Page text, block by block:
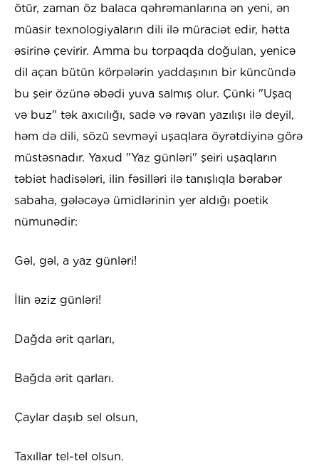
ötür, zaman öz balaca qəhrəmanlarına ən yeni, ən
müasir texnologiyaların dili ilə müraciət edir, hətta
əsirinə çevirir. Amma bu torpaqda doğulan, yenicə
dil açan bütün körpələrin yaddaşının bir küncündə
bu şeir özünə əbədi yuva salmış olur. Çünki "Uşaq
və buz" tək axıcılığı, sadə və rəvan yazılışı ilə deyil,
həm də dili, sözü sevməyi uşaqlara öyrətdiyinə görə
müstəsnadır. Yaxud "Yaz günləri" şeiri uşaqların
təbiət hadisələri, ilin fəsilləri ilə tanışlıqla bərabər
sabaha, gələcəyə ümidlərinin yer aldığı poetik
nümunədir:
Gəl, gəl, a yaz günləri!
İlin əziz günləri!
Dağda ərit qarları,
Bağda ərit qarları.
Çaylar daşıb sel olsun,
Taxıllar tel-tel olsun.